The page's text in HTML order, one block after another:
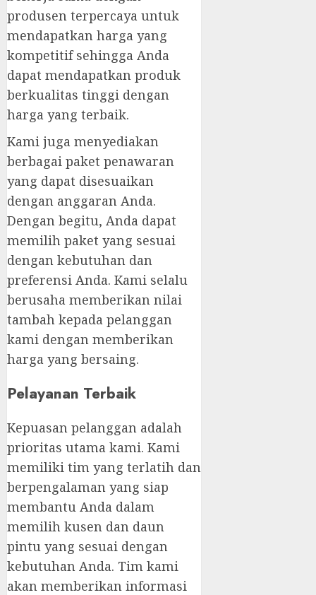
produsen terpercaya untuk
mendapatkan harga yang
kompetitif sehingga Anda
dapat mendapatkan produk
berkualitas tinggi dengan
harga yang terbaik.
Kami juga menyediakan
berbagai paket penawaran
yang dapat disesuaikan
dengan anggaran Anda.
Dengan begitu, Anda dapat
memilih paket yang sesuai
dengan kebutuhan dan
preferensi Anda. Kami selalu
berusaha memberikan nilai
tambah kepada pelanggan
kami dengan memberikan
harga yang bersaing.
Pelayanan Terbaik
Kepuasan pelanggan adalah
prioritas utama kami. Kami
memiliki tim yang terlatih dan
berpengalaman yang siap
membantu Anda dalam
memilih kusen dan daun
pintu yang sesuai dengan
kebutuhan Anda. Tim kami
akan memberikan informasi